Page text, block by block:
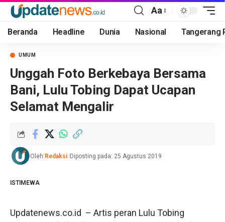
Aa
Beranda Headline Dunia Nasional Tangerang
UMUM
Unggah Foto Berkebaya Bersama
Bani, Lulu Tobing Dapat Ucapan
Selamat Mengalir
Oleh: Redaksi Diposting pada: 25 Agustus 2019
ISTIMEWA
Updatenews.co.id – Artis peran Lulu Tobing